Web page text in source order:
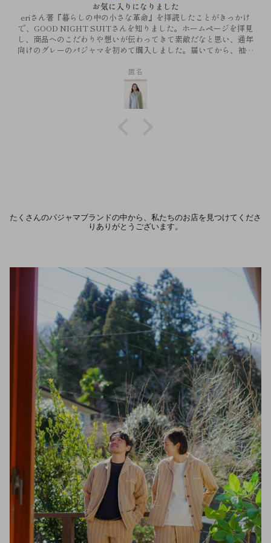
お気に入りになりました
eriさん著『暮らしの中の小さな革命』を拝読したことがきっかけ
で、GOOD NIGHT SUITさんを知りました。ホームページを拝見
し、商品へのこだわりや想いが伝わってきて素敵だなと思い、通年
向けのグレーのパジャマを初めて購入しました。届いてから、袖を
かったような、落ち着いたスモーキーなお色味で、お気に入りにな
りました。部屋のハンガーにかけていても様になります。直筆のお
手紙にも心温まりました。本当にありがとうございました。
匿名
たくさんのパジャマブランドの中から、私たちのお店を見つけてくださ
りありがとうございます。